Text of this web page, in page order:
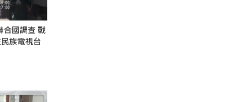
合國調查 戰
族電視台